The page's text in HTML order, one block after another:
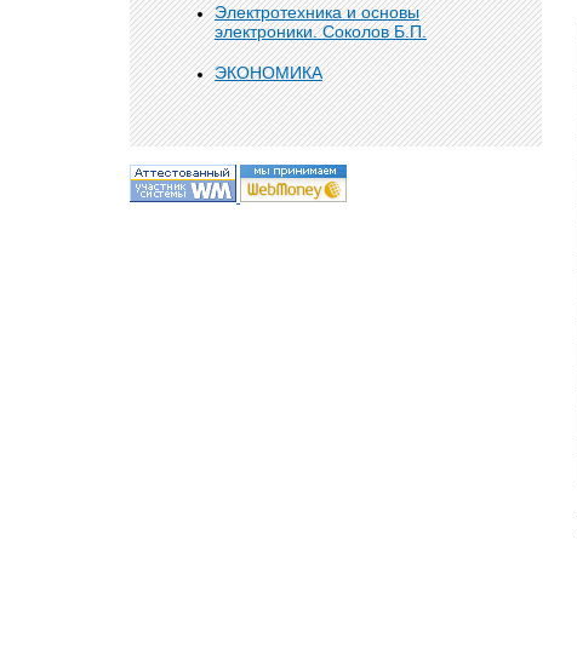
Электротехника и основы
электроники. Соколов Б.П.
ЭКОНОМИКА